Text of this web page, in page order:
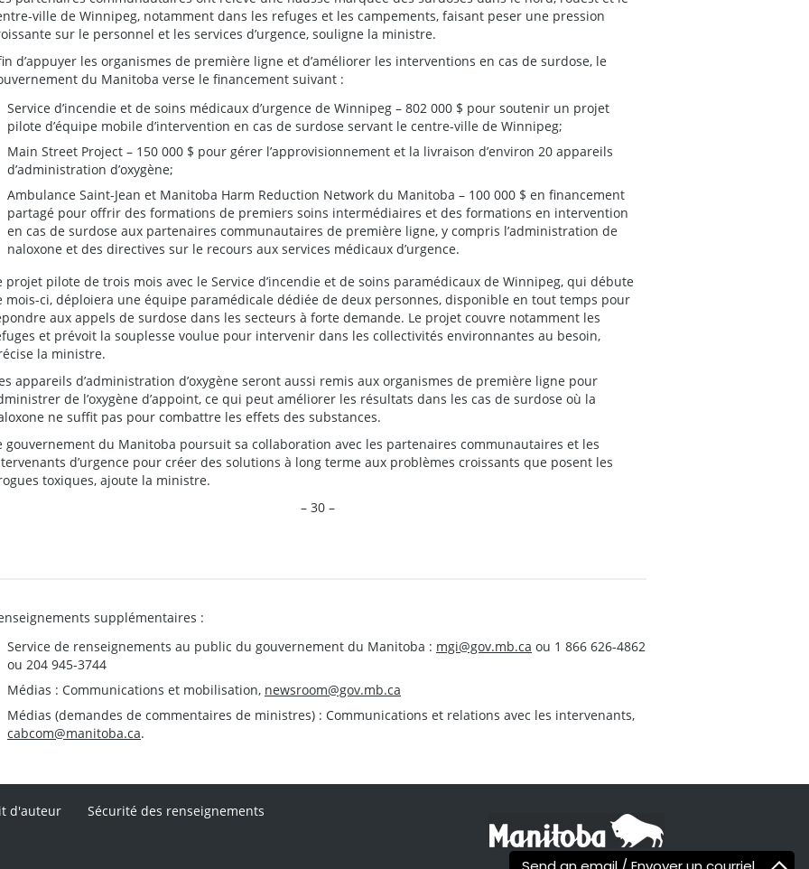
ville de Winnipeg, notamment dans les refuges et les campements, faisant peser une pression
sur le personnel et les services d’urgence, souligne la ministre.
d’appuyer les organismes de première ligne et d’améliorer les interventions en cas de surdose, le
du Manitoba verse le financement suivant :
Service d’incendie et de soins médicaux d’urgence de Winnipeg – 802 000 $ pour soutenir un projet
pilote d’équipe mobile d’intervention en cas de surdose servant le centre-ville de Winnipeg;
Main Street Project – 150 000 $ pour gérer l’approvisionnement et la livraison d’environ 20 appareils
d’administration d’oxygène;
Ambulance Saint-Jean et Manitoba Harm Reduction Network du Manitoba – 100 000 $ en financement
partagé pour offrir des formations de premiers soins intermédiaires et des formations en intervention
en cas de surdose aux partenaires communautaires de première ligne, y compris l’administration de
naloxone et des directives sur le recours aux services médicaux d’urgence.
projet pilote de trois mois avec le Service d’incendie et de soins paramédicaux de Winnipeg, qui débute
mois-ci, déploiera une équipe paramédicale dédiée de deux personnes, disponible en tout temps pour
aux appels de surdose dans les secteurs à forte demande. Le projet couvre notamment les
et prévoit la souplesse voulue pour intervenir dans les collectivités environnantes au besoin,
la ministre.
appareils d’administration d’oxygène seront aussi remis aux organismes de première ligne pour
de l’oxygène d’appoint, ce qui peut améliorer les résultats dans les cas de surdose où la
ne suffit pas pour combattre les effets des substances.
gouvernement du Manitoba poursuit sa collaboration avec les partenaires communautaires et les
d’urgence pour créer des solutions à long terme aux problèmes croissants que posent les
toxiques, ajoute la ministre.
– 30 –
supplémentaires :
Service de renseignements au public du gouvernement du Manitoba : mgi@gov.mb.ca ou 1 866 626-4862
ou 204 945-3744
Médias : Communications et mobilisation, newsroom@gov.mb.ca
Médias (demandes de commentaires de ministres) : Communications et relations avec les intervenants,
cabcom@manitoba.ca.
d'auteur Sécurité des renseignements